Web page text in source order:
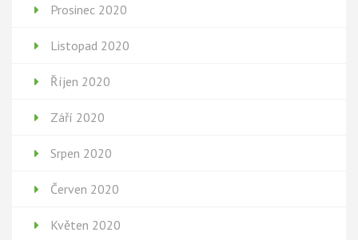
Prosinec 2020
Listopad 2020
Říjen 2020
Září 2020
Srpen 2020
Červen 2020
Květen 2020